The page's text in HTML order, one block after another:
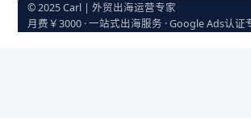
© 2025 Carl | 外贸出海运营专家
月费￥3000 · 一站式出海服务 · Google Ads认证